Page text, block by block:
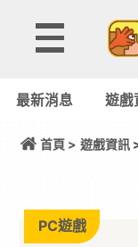
最新消息 遊戲
首頁 > 遊戲資訊
PC遊戲